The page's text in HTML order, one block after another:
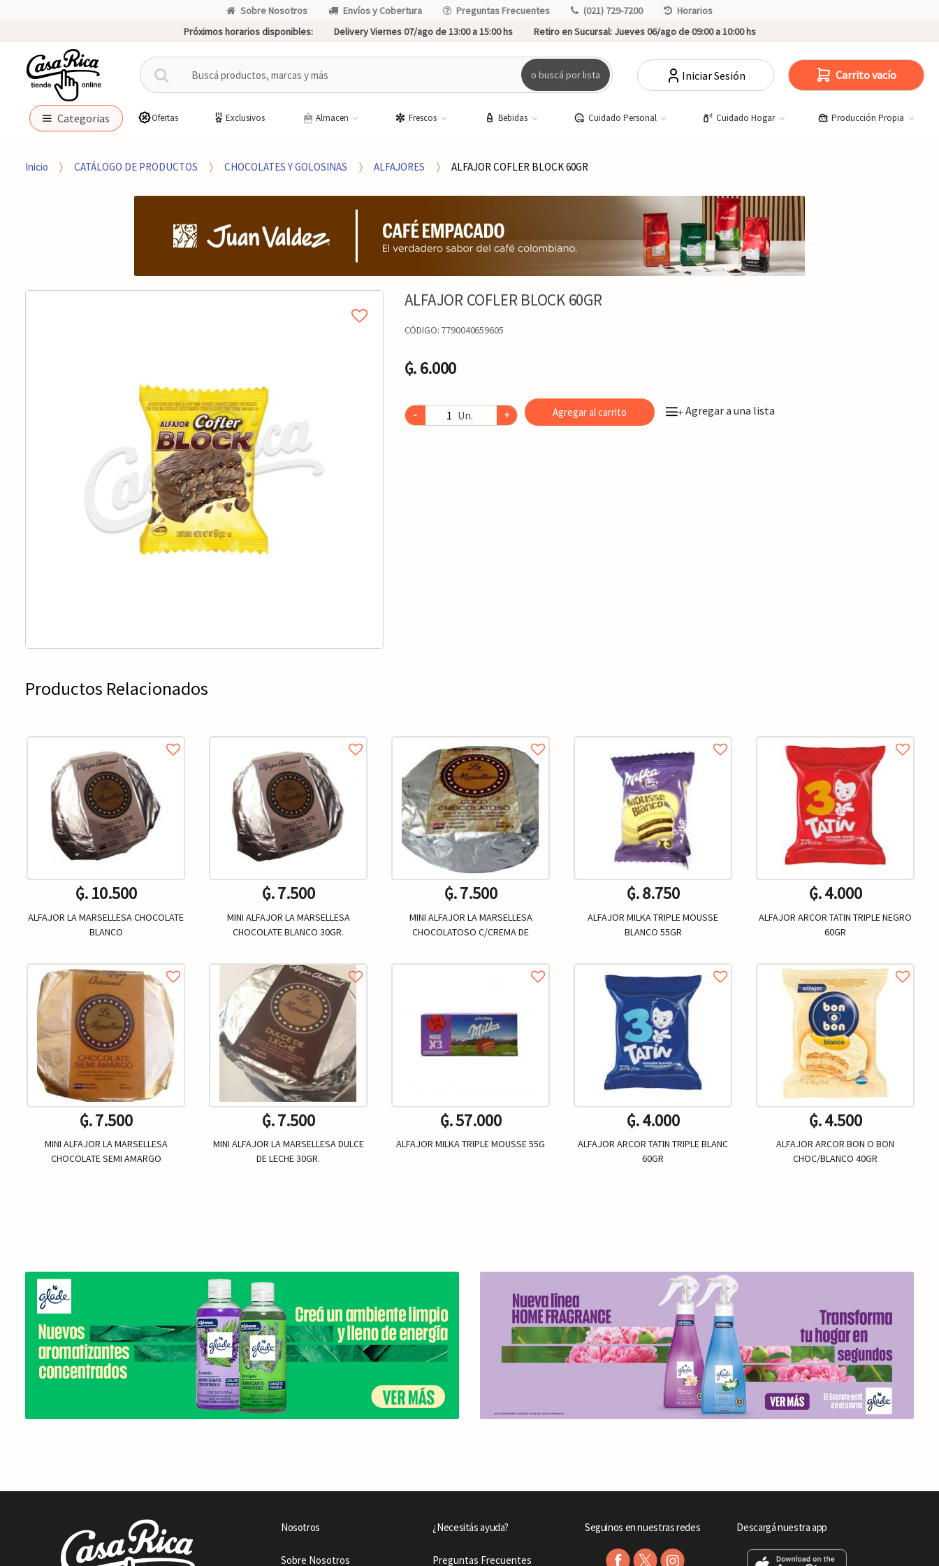
Sobre Nosotros Envíos y Cobertura Preguntas Frecuentes (021) 729-7200
Horarios
Próximos horarios disponibles:
Delivery Viernes 07/ago de 13:00 a 15:00 hs Retiro en Sucursal:Jueves 06/ago de 09:00 a 10:00 hs
B
u
c
p
r
o buscá por lista Iniciar Sesión Carrito vacío
Categorias Ofertas Exclusivos Almacen Frescos Bebidas Cuidado Personal Cuidado Hogar Producción Propia
Inicio CATÁLOGO DE PRODUCTOS CHOCOLATES Y GOLOSINAS ALFAJORES ALFAJOR COFLER BLOCK 60GR
ALFAJOR COFLER BLOCK 60GR
CÓDIGO: 7790040659605
₲. 6.000
- Un. + Agregar al carrito +Agregar a una lista
Productos Relacionados
₲. 10.500
ALFAJOR LA MARSELLESA CHOCOLATE
BLANCO
₲. 7.500
MINI ALFAJOR LA MARSELLESA
CHOCOLATE SEMI AMARGO
₲. 7.500
MINI ALFAJOR LA MARSELLESA
CHOCOLATE BLANCO 30GR.
₲. 7.500
MINI ALFAJOR LA MARSELLESA DULCE
DE LECHE 30GR.
₲. 7.500
MINI ALFAJOR LA MARSELLESA
CHOCOLATOSO C/CREMA DE
₲. 57.000
ALFAJOR MILKA TRIPLE MOUSSE 55G
₲. 8.750
ALFAJOR MILKA TRIPLE MOUSSE
BLANCO 55GR
₲. 4.000
ALFAJOR ARCOR TATIN TRIPLE BLANC
60GR
₲. 4.000
ALFAJOR ARCOR TATIN TRIPLE NEGRO
60GR
₲. 4.500
ALFAJOR ARCOR BON O BON
CHOC/BLANCO 40GR
Nosotros
Sobre Nosotros
¿Necesitás ayuda?
Preguntas Frecuentes
Seguinos en nuestras redes Descargá nuestra app